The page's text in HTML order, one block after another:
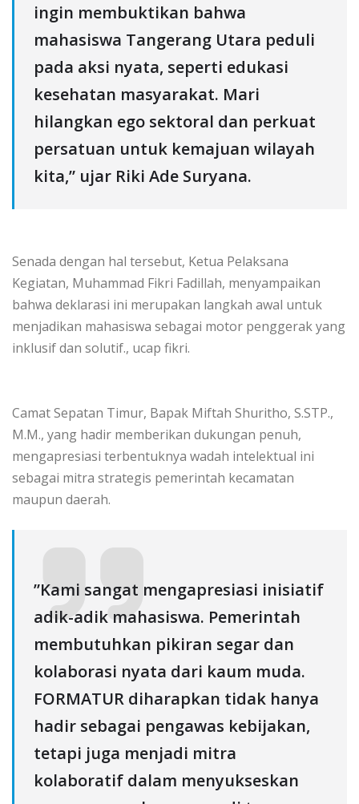
ingin membuktikan bahwa
mahasiswa Tangerang Utara peduli
pada aksi nyata, seperti edukasi
kesehatan masyarakat. Mari
hilangkan ego sektoral dan perkuat
persatuan untuk kemajuan wilayah
kita,” ujar Riki Ade Suryana.
‎​Senada dengan hal tersebut, Ketua Pelaksana
Kegiatan, Muhammad Fikri Fadillah, menyampaikan
bahwa deklarasi ini merupakan langkah awal untuk
menjadikan mahasiswa sebagai motor penggerak yang
inklusif dan solutif., ucap fikri.
‎Camat Sepatan Timur, Bapak Miftah Shuritho, S.STP.,
M.M., yang hadir memberikan dukungan penuh,
mengapresiasi terbentuknya wadah intelektual ini
sebagai mitra strategis pemerintah kecamatan
maupun daerah.
‎​”Kami sangat mengapresiasi inisiatif
adik-adik mahasiswa. Pemerintah
membutuhkan pikiran segar dan
kolaborasi nyata dari kaum muda.
FORMATUR diharapkan tidak hanya
hadir sebagai pengawas kebijakan,
tetapi juga menjadi mitra
kolaboratif dalam menyukseskan